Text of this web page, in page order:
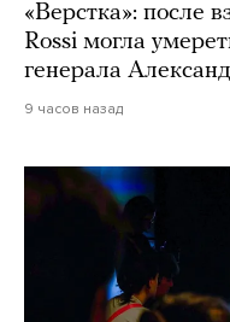
«Верстка»: после
Rossi могла
генерала
9 часов назад